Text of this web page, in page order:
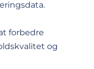
forbedre
og